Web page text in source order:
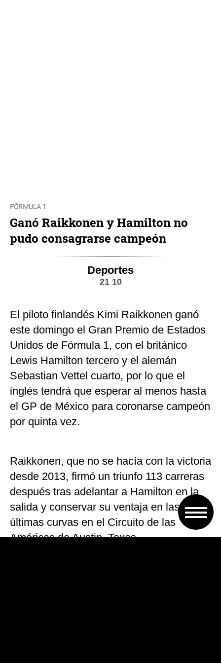
FÓRMULA 1
Ganó Raikkonen y Hamilton no
pudo consagrarse campeón
Deportes
21 10
El piloto finlandés Kimi Raikkonen ganó
este domingo el Gran Premio de Estados
Unidos de Fórmula 1, con el británico
Lewis Hamilton tercero y el alemán
Sebastian Vettel cuarto, por lo que el
inglés tendrá que esperar al menos hasta
el GP de México para coronarse campeón
por quinta vez.
Raikkonen, que no se hacía con la victoria
desde 2013, firmó un triunfo 113 carreras
después tras adelantar a Hamilton en la
salida y conservar su ventaja en las
últimas curvas en el Circuito de las
Américas de Austin, Texas.